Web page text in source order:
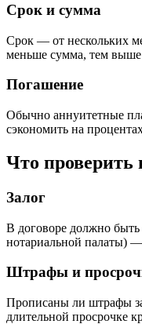
Срок и сумма
Срок — от нескольких
меньше сумма, тем выше
Погашение
Обычно аннуитетные
сэкономить на
Что проверить
Залог
В договоре должно быть
нотариальной палаты) —
Штрафы и
Прописаны ли штрафы
длительной просрочке